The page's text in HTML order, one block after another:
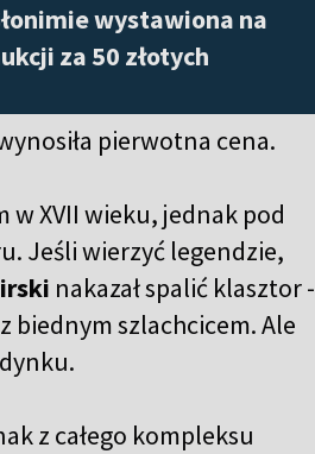
wystawiona na
za 50 złotych
pierwotna cena.
XVII wieku, jednak pod
Jeśli wierzyć legendzie,
nakazał spalić klasztor -
biednym szlachcicem. Ale
z całego kompleksu